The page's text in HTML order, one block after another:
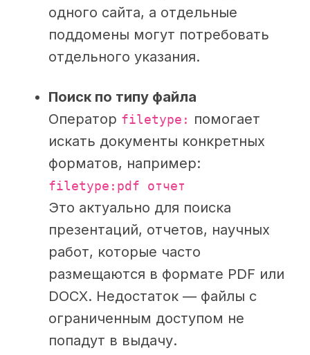
одного сайта, а отдельные
поддомены могут потребовать
отдельного указания.
Поиск по типу файла
Оператор filetype: помогает
искать документы конкретных
форматов, например:
filetype:pdf отчет
Это актуально для поиска
презентаций, отчетов, научных
работ, которые часто
размещаются в формате PDF или
DOCX. Недостаток — файлы с
ограниченным доступом не
попадут в выдачу.